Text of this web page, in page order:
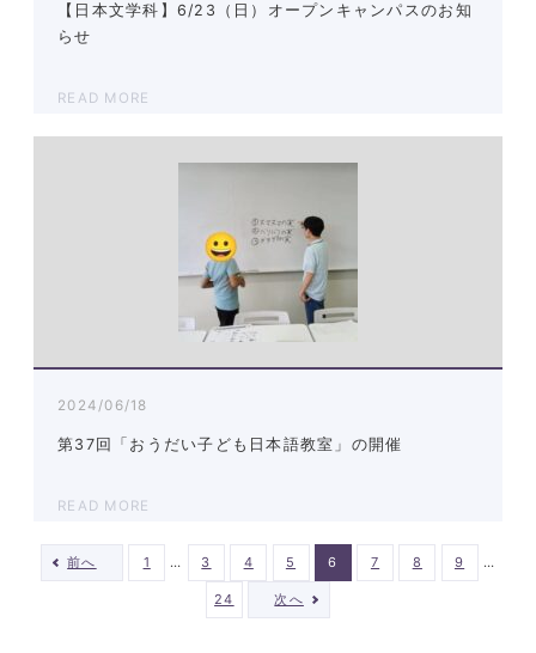
【日本文学科】6/23（日）オープンキャンパスのお知
らせ
READ MORE
2024/06/18
第37回「おうだい子ども日本語教室」の開催
READ MORE
前へ 1 … 3 4 5 6 7 8 9 …
24 次へ